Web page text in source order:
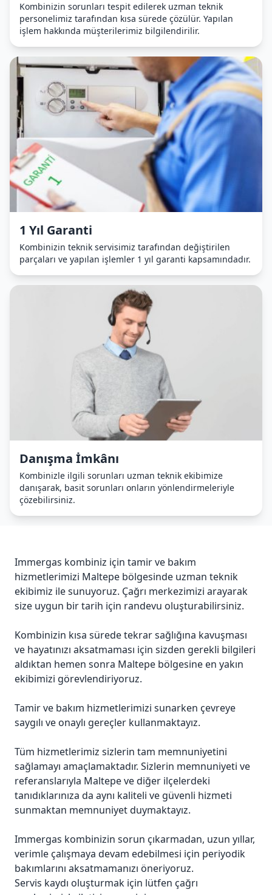
Kombinizin sorunları tespit edilerek uzman teknik
personelimiz tarafından kısa sürede çözülür. Yapılan
işlem hakkında müşterilerimiz bilgilendirilir.
1 Yıl Garanti
Kombinizin teknik servisimiz tarafından değiştirilen
parçaları ve yapılan işlemler 1 yıl garanti kapsamındadır.
Danışma İmkânı
Kombinizle ilgili sorunları uzman teknik ekibimize
danışarak, basit sorunları onların yönlendirmeleriyle
çözebilirsiniz.
Immergas kombiniz için tamir ve bakım
hizmetlerimizi Maltepe bölgesinde uzman teknik
ekibimiz ile sunuyoruz. Çağrı merkezimizi arayarak
size uygun bir tarih için randevu oluşturabilirsiniz.
Kombinizin kısa sürede tekrar sağlığına kavuşması
ve hayatınızı aksatmaması için sizden gerekli bilgileri
aldıktan hemen sonra Maltepe bölgesine en yakın
ekibimizi görevlendiriyoruz.
Tamir ve bakım hizmetlerimizi sunarken çevreye
saygılı ve onaylı gereçler kullanmaktayız.
Tüm hizmetlerimiz sizlerin tam memnuniyetini
sağlamayı amaçlamaktadır. Sizlerin memnuniyeti ve
referanslarıyla Maltepe ve diğer ilçelerdeki
tanıdıklarınıza da aynı kaliteli ve güvenli hizmeti
sunmaktan memnuniyet duymaktayız.
Immergas kombinizin sorun çıkarmadan, uzun yıllar,
verimle çalışmaya devam edebilmesi için periyodik
bakımlarını aksatmamanızı öneriyoruz.
Servis kaydı oluşturmak için lütfen çağrı